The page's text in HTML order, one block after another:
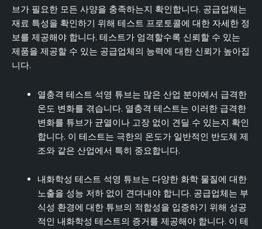
브가 필요한 모든 사양을 충족하는지 확인합니다. 공급업체는
재료 특성을 확인하기 위해 테스트 프로토콜에 대한 자세한 정
보를 제공해야 합니다. 테스트가 엄격할수록 신뢰할 수 있는
제품을 제공할 수 있는 공급업체의 능력에 대한 신뢰가 높아집
니다.
열충격 테스트 석영 튜브는 많은 산업 분야에서 급격한
온도 변화를 겪습니다. 열충격 테스트는 이러한 급격한
변화를 튜브가 균열이나 고장 없이 견딜 수 있는지 확인
합니다. 이 테스트는 극한의 온도가 일반적인 반도체 제
조와 같은 산업에서 특히 중요합니다.
내화학성 테스트 석영 튜브는 다양한 화학 물질에 대한
노출을 성능 저하 없이 견뎌내야 합니다. 공급업체는 부
식성 환경에 대한 튜브의 적합성을 입증하기 위해 성공
적인 내화학성 테스트의 증거를 제공해야 합니다. 이 테